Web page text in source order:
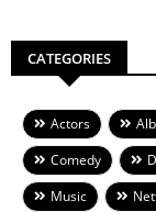
CATEGORIES
Actors
Comedy
Music